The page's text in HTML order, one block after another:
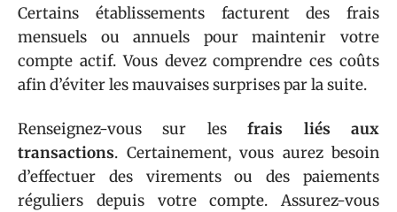
Certains établissements facturent des frais
mensuels ou annuels pour maintenir votre
compte actif. Vous devez comprendre ces coûts
afin d’éviter les mauvaises surprises par la suite.
Renseignez-vous sur lesfrais liés aux
transactions. Certainement, vous aurez besoin
d’effectuer des virements ou des paiements
réguliers depuis votre compte. Assurez-vous